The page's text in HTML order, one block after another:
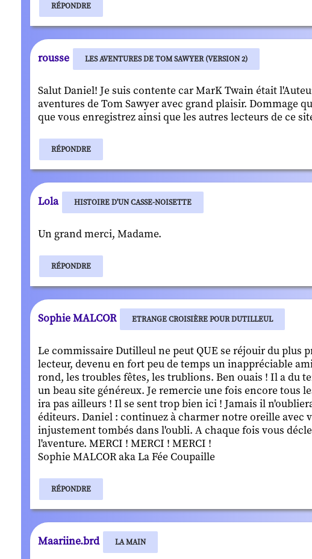
RÉPONDRE
rousse LES AVENTURES DE TOM SAWYER (VERSION 2)
Salut Daniel! Je suis contente car MarK Twain était
aventures de Tom Sawyer avec grand plaisir. Dommage
que vous enregistrez ainsi que les autres lecteurs de ce
RÉPONDRE
Lola HISTOIRE D'UN CASSE-NOISETTE
Un grand merci, Madame.
RÉPONDRE
Sophie MALCOR ETRANGE CROISIÈRE POUR DUTILLEUL
Le commissaire Dutilleul ne peut QUE se réjouir du
lecteur, devenu en fort peu de temps un inappréciable
rond, les troubles fêtes, les trublions. Ben ouais ! Il a du
un beau site généreux. Je remercie une fois encore tous
ira pas ailleurs ! Il se sent trop bien ici ! Jamais il
éditeurs. Daniel : continuez à charmer notre oreille avec
injustement tombés dans l'oubli. A chaque fois vous
l'aventure. MERCI ! MERCI ! MERCI !
Sophie MALCOR aka La Fée Coupaille
RÉPONDRE
Maariine.brd LA MAIN